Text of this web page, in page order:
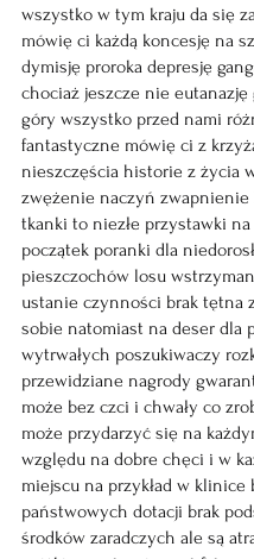
wszystko w tym kraju da się
mówię ci każdą koncesję na
dymisję proroka depresję
chociaż jeszcze nie eutanazję
góry wszystko przed nami
fantastyczne mówię ci z
nieszczęścia historie z życia
zwężenie naczyń
tkanki to niezłe przystawki
początek poranki dla
pieszczochów losu
ustanie czynności brak tętna
sobie natomiast na deser dla
wytrwałych poszukiwaczy
przewidziane nagrody
może bez czci i chwały co
może przydarzyć się na
względu na dobre chęci i w
miejscu na przykład w klinice
państwowych dotacji brak
środków zaradczych ale są